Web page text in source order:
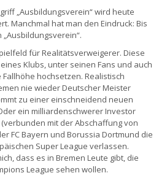
„Ausbildungsverein“ wird heute
Manchmal hat man den Eindruck: Bis
für Realitätsverweigerer. Diese
Klubs, unter seinen Fans und auch
hochsetzen. Realistisch
nie wieder Deutscher Meister
zu einer einschneidend neuen
ein milliardenschwerer Investor
mit der Abschaffung von
FC Bayern und Borussia Dortmund die
Super League verlassen.
dass es in Bremen Leute gibt, die
League sehen wollen.